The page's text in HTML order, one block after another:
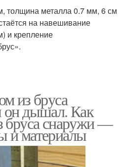
толщина металла 0.7 мм, 6 см
на навешивание
и крепление
из бруса
он дышал. Как
бруса снаружи —
и материалы